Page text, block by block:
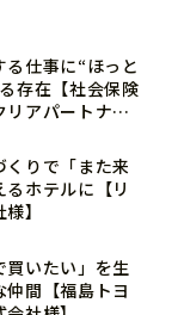
る仕事に“ほっと
存在【社会保険
リアパートナー
くりで「また来
ホテルに【リ
】
買いたい」を生
仲間【福島トヨ